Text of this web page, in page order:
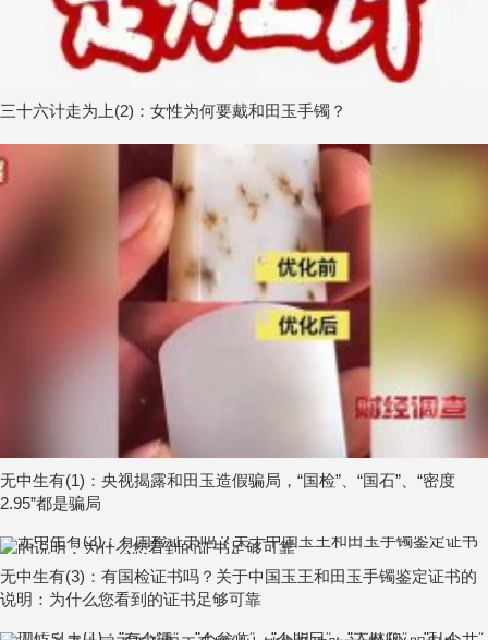
三十六计走为上(2)：女性为何要戴和田玉手镯？
无中生有(1)：央视揭露和田玉造假骗局，“国检”、“国石”、“密度
2.95”都是骗局
无中生有(3)：有国检证书吗？关于中国玉王和田玉手镯鉴定证书的
说明：为什么您看到的证书足够可靠